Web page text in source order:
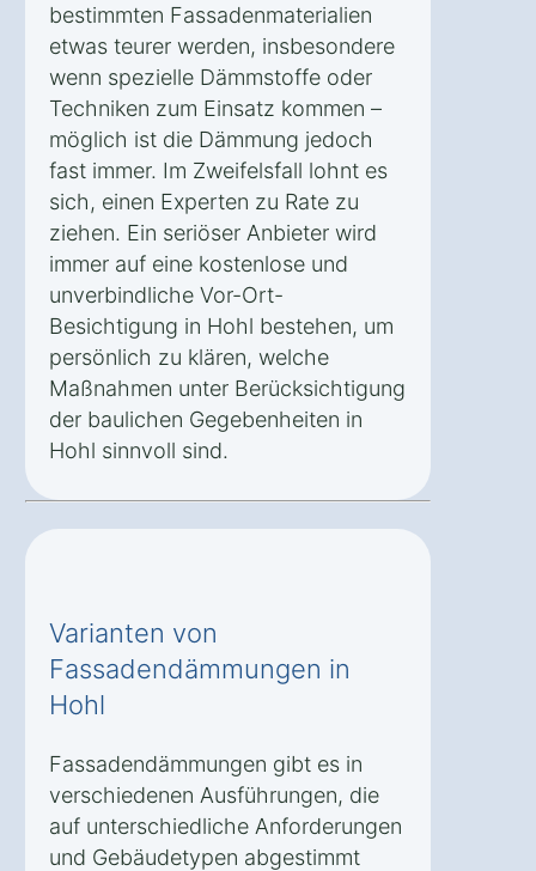
bestimmten Fassadenmaterialien
etwas teurer werden, insbesondere
wenn spezielle Dämmstoffe oder
Techniken zum Einsatz kommen –
möglich ist die Dämmung jedoch
fast immer. Im Zweifelsfall lohnt es
sich, einen Experten zu Rate zu
ziehen. Ein seriöser Anbieter wird
immer auf eine kostenlose und
unverbindliche Vor-Ort-
Besichtigung in Hohl bestehen, um
persönlich zu klären, welche
Maßnahmen unter Berücksichtigung
der baulichen Gegebenheiten in
Hohl sinnvoll sind.
Varianten von
Fassadendämmungen in
Hohl
Fassadendämmungen gibt es in
verschiedenen Ausführungen, die
auf unterschiedliche Anforderungen
und Gebäudetypen abgestimmt